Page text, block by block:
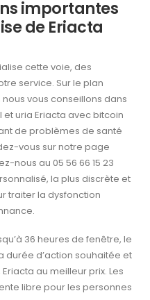
importantes
de Eriacta
cette voie, des
service. Sur le plan
vous conseillons dans
et uria Eriacta avec bitcoin
de problèmes de santé
vous sur notre page
nous au 05 56 66 15 23
la plus discrète et
traiter la dysfonction
36 heures de fenêtre, le
durée d’action souhaitée et
au meilleur prix. Les
libre pour les personnes